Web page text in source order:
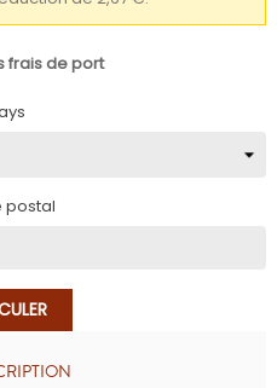
frais de port
postal